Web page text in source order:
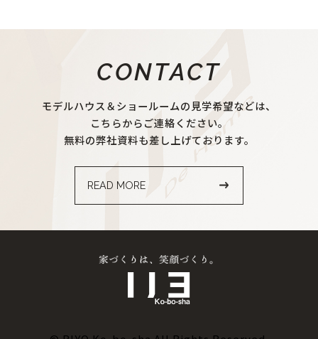
CONTACT
モデルハウス＆ショールームの見学希望などは、
こちらからご連絡ください。
無料の弊社資料も差し上げております。
READ MORE